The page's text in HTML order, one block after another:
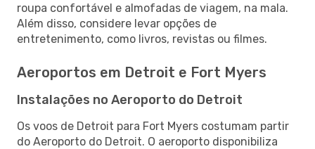
roupa confortável e almofadas de viagem, na mala.
Além disso, considere levar opções de
entretenimento, como livros, revistas ou filmes.
Aeroportos em Detroit e Fort Myers
Instalações no Aeroporto do Detroit
Os voos de Detroit para Fort Myers costumam partir
do Aeroporto do Detroit. O aeroporto disponibiliza